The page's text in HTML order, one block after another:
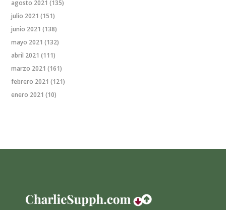
agosto 2021 (135)
julio 2021 (151)
junio 2021 (138)
mayo 2021 (132)
abril 2021 (111)
marzo 2021 (161)
febrero 2021 (121)
enero 2021 (10)